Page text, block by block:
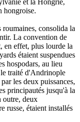
et la Hongrie,
hongroise.
consolida la
La convention de
en effet, plus lourde la
étaient suspendues
hospodars, au lieu
le traité d'Andrinople
les deux puissances,
principautés jusqu'à la
outre, deux
russe, étaient installés